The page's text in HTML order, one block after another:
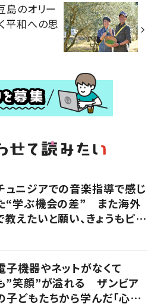
島のオリー
平和への思
ュニジアでの音楽指導で感じ
“学ぶ機会の差” また海外
教えたいと願い、きょうもピア
子機器やネットがなくて
”笑顔”が溢れる ザンビア
子どもたちから学んだ「心の